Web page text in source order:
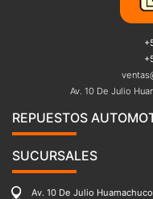
Av. 10 De Julio
REPUESTOS
SUCURSALES
Av. 10 De Julio Huamachuco